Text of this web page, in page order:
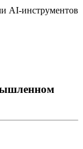
AI-инструментов